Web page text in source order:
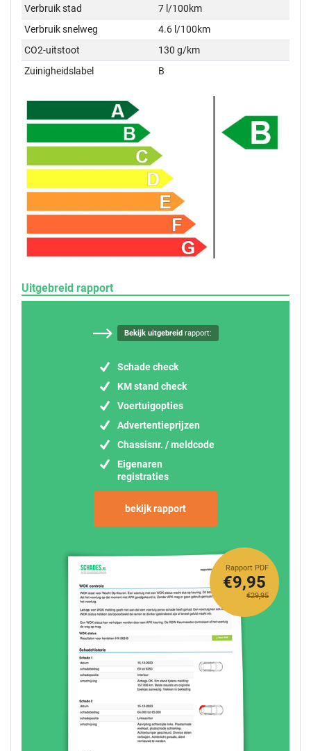
Verbruik stad
7 l/100km
Verbruik snelweg
4.6 l/100km
CO2-uitstoot
130 g/km
Zuinigheidslabel
B
Uitgebreid rapport
Bekijk uitgebreidrapport:
Schade check
KM stand check
Voertuigopties
Advertentieprijzen
Chassisnr. / meldcode
Eigenaren
registraties
bekijk rapport
Rapport PDF
€29,95
€9,95